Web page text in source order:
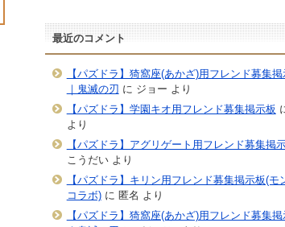
最近のコメント
【パズドラ】猗窩座(あかざ)用フレンド募集掲
｜鬼滅の刃 に ジョー より
【パズドラ】学園キオ用フレンド募集掲示板
より
【パズドラ】アグリゲート用フレンド募集掲
こうだいより
【パズドラ】キリン用フレンド募集掲示板(モ
コラボ)に 匿名 より
【パズドラ】猗窩座(あかざ)用フレンド募集掲